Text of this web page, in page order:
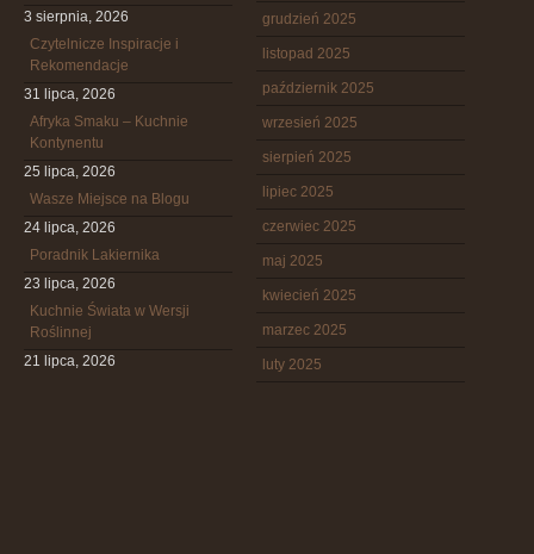
3 sierpnia, 2026
Czytelnicze Inspiracje i
Rekomendacje
31 lipca, 2026
Afryka Smaku – Kuchnie
Kontynentu
25 lipca, 2026
Wasze Miejsce na Blogu
24 lipca, 2026
Poradnik Lakiernika
23 lipca, 2026
Kuchnie Świata w Wersji
Roślinnej
21 lipca, 2026
grudzień 2025
listopad 2025
październik 2025
wrzesień 2025
sierpień 2025
lipiec 2025
czerwiec 2025
maj 2025
kwiecień 2025
marzec 2025
luty 2025